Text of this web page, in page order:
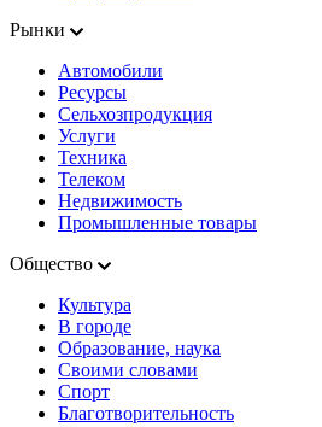
Рынки
Автомобили
Ресурсы
Сельхозпродукция
Услуги
Техника
Телеком
Недвижимость
Промышленные товары
Общество
Культура
В городе
Образование, наука
Своими словами
Спорт
Благотворительность